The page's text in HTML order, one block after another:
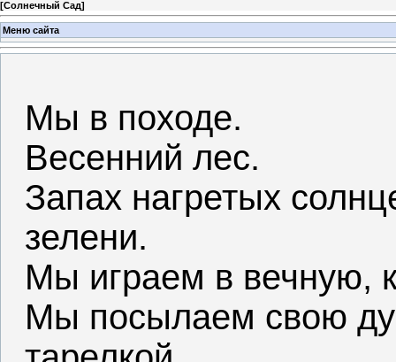
[Солнечный Сад]
Меню сайта
Мы в походе.
Весенний лес.
Запах нагретых
зелени.
Мы играем в вечную,
Мы посылаем свою